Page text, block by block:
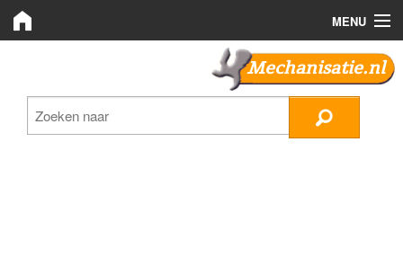
MENU
Zoeken
Mechanisatie.nl